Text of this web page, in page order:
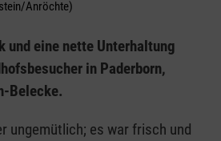
Anröchte)
und eine nette Unterhaltung
in Paderborn,
Belecke.
ungemütlich; es war frisch und